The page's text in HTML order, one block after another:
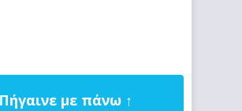
Πήγαινε με πάνω ↑